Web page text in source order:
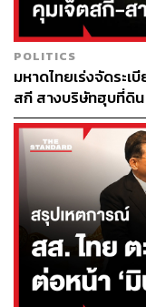
ทำให้เราศึกษาได้
กว่านั้น มันเป็นเหมื
พลุไฟแหล่งนี้ออกม
เป็นมาตรวัดเวลาใน
โดยผลการศึกษาค
ของเอกภพและการ
ไกลออกไป และ ศ.
ใหม่และการวิเครา
ของเควซาร์เหล่า
ไอน์สไตน์ที่ได้ทำนาย
ภาพจำลองเควซาร์:
POLITICS
มหาดไทยเร่งจัดระ
สกี สางบริษัทฮุบที่ดิ